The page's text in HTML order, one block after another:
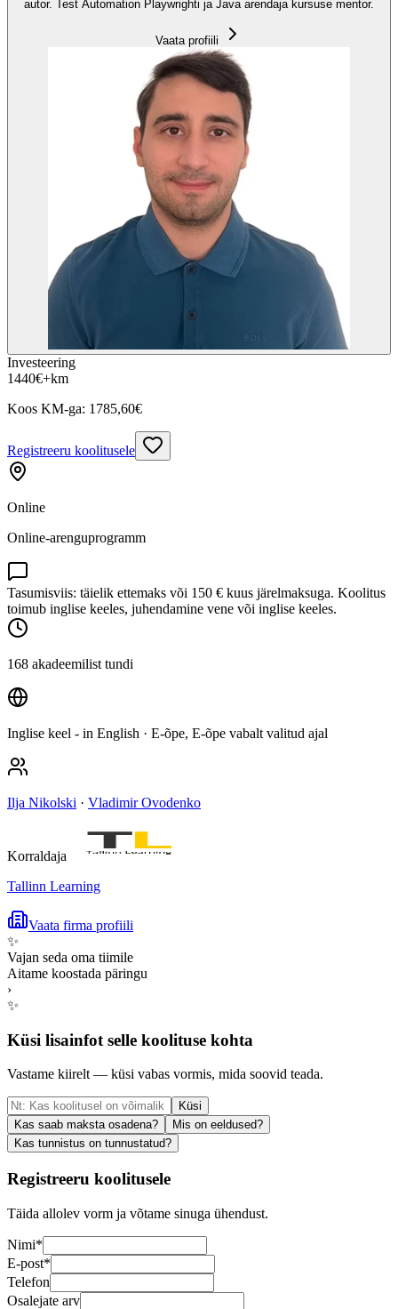
autor. Test Automation Playwrighti ja Java arendaja kursuse mentor.
Vaata profiili
Investeering
1440€+km
Koos KM-ga: 1785,60€
Registreeru koolitusele
Online
Online-arenguprogramm
Tasumisviis: täielik ettemaks või 150 € kuus järelmaksuga. Koolitus
toimub inglise keeles, juhendamine vene või inglise keeles.
168 akadeemilist tundi
Inglise keel - in English · E-õpe, E-õpe vabalt valitud ajal
Ilja Nikolski · Vladimir Ovodenko
Korraldaja
Tallinn Learning
Vaata firma profiili
✨
Vajan seda oma tiimile
Aitame koostada päringu
›
✨
Küsi lisainfot selle koolituse kohta
Vastame kiirelt — küsi vabas vormis, mida soovid teada.
Küsi
Kas saab maksta osadena?
Mis on eeldused?
Kas tunnistus on tunnustatud?
Registreeru koolitusele
Täida allolev vorm ja võtame sinuga ühendust.
Nimi*
E-post*
Telefon
Osalejate arv